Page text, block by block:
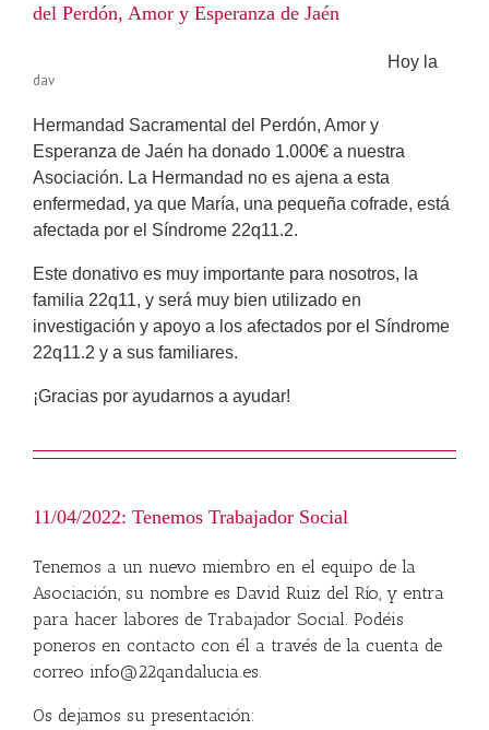
del Perdón, Amor y Esperanza de Jaén
dav
Hoy la
Hermandad Sacramental del Perdón, Amor y
Esperanza de Jaén ha donado 1.000€ a nuestra
Asociación. La Hermandad no es ajena a esta
enfermedad, ya que María, una pequeña cofrade, está
afectada por el Síndrome 22q11.2.
Este donativo es muy importante para nosotros, la
familia 22q11, y será muy bien utilizado en
investigación y apoyo a los afectados por el Síndrome
22q11.2 y a sus familiares.
¡Gracias por ayudarnos a ayudar!
11/04/2022: Tenemos Trabajador Social
Tenemos a un nuevo miembro en el equipo de la
Asociación, su nombre es David Ruiz del Río, y entra
para hacer labores de Trabajador Social. Podéis
poneros en contacto con él a través de la cuenta de
correo info@22qandalucia.es.
Os dejamos su presentación: